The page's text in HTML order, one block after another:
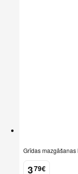
Grīdas mazgāšanas
3
. 79€